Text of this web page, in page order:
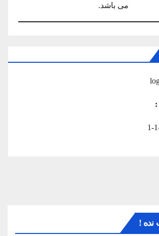
می باشد.
:
1-
نده !